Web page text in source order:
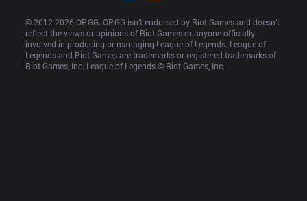
© 2012-2026 OP.GG. OP.GG isn’t endorsed by Riot Games and doesn’t
reflect the views or opinions of Riot Games or anyone officially
involved in producing or managing League of Legends. League of
Legends and Riot Games are trademarks or registered trademarks of
Riot Games, Inc. League of Legends © Riot Games, Inc.